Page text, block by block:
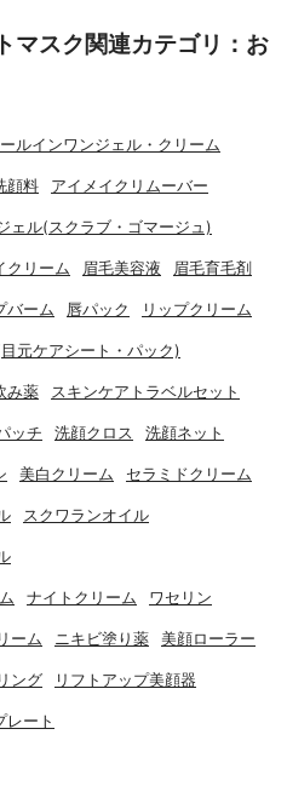
マスク関連カテゴリ：お
ルインワンジェル・クリーム
顔料 アイメイクリムーバー
ェル(スクラブ・ゴマージュ)
クリーム 眉毛美容液 眉毛育毛剤
バーム 唇パック リップクリーム
元ケアシート・パック)
み薬 スキンケアトラベルセット
ッチ 洗顔クロス 洗顔ネット
美白クリーム セラミドクリーム
スクワランオイル
ナイトクリーム ワセリン
ーム ニキビ塗り薬 美顔ローラー
ング リフトアップ美顔器
レート